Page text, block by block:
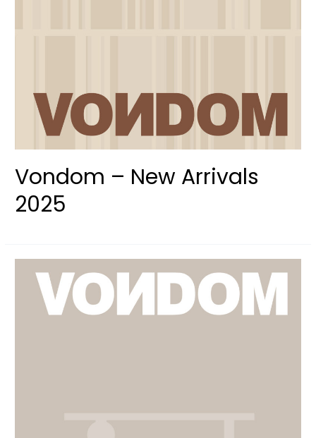
Vondom – New Arrivals
2025